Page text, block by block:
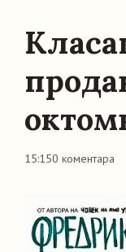
15:150 коментара